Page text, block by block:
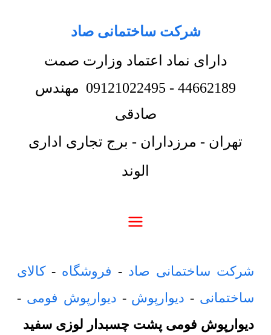
شرکت ساختمانی صاد
دارای نماد اعتماد وزارت صمت
44662189
-
09121022495 مهندس
صادقی
تهران - مرزداران - برج تجاری اداری
الوند
شرکت ساختمانی صاد - فروشگاه -کالای
ساختمانی - دیوارپوش - دیوارپوش فومی -
دیوارپوش فومی پشت چسبدار لوزی سفید